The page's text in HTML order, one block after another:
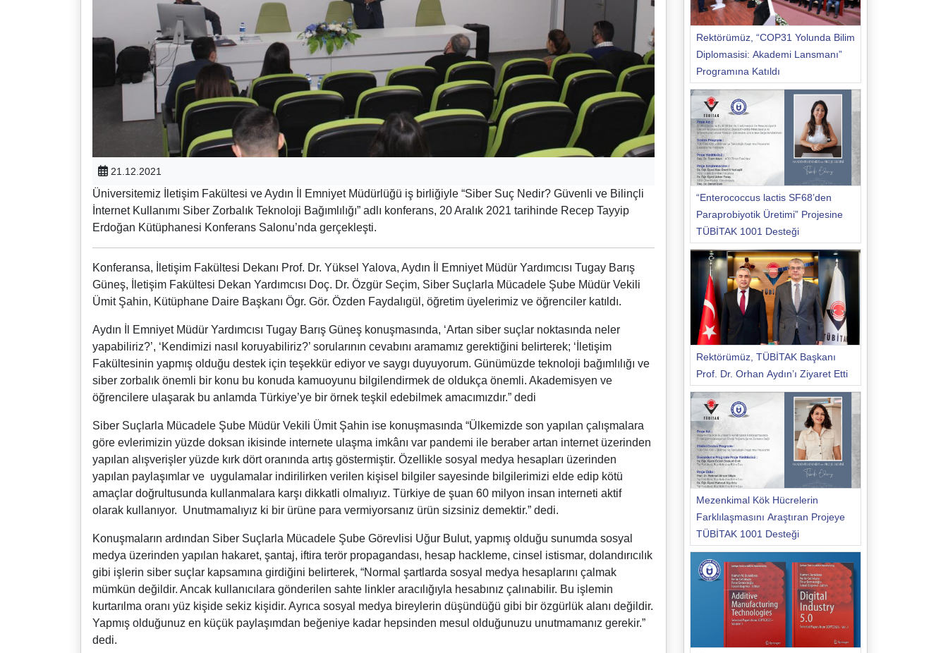
21.12.2021
Üniversitemiz İletişim Fakültesi ve Aydın İl Emniyet Müdürlüğü iş birliğiyle “Siber Suç Nedir? Güvenli ve Bilinçli
İnternet Kullanımı Siber Zorbalık Teknoloji Bağımlılığı” adlı konferans, 20 Aralık 2021 tarihinde Recep Tayyip
Erdoğan Kütüphanesi Konferans Salonu’nda gerçekleşti.
Konferansa, İletişim Fakültesi Dekanı Prof. Dr. Yüksel Yalova, Aydın İl Emniyet Müdür Yardımcısı Tugay Barış
Güneş, İletişim Fakültesi Dekan Yardımcısı Doç. Dr. Özgür Seçim, Siber Suçlarla Mücadele Şube Müdür Vekili
Ümit Şahin, Kütüphane Daire Başkanı Ögr. Gör. Özden Faydalıgül, öğretim üyelerimiz ve öğrenciler katıldı.
Aydın İl Emniyet Müdür Yardımcısı Tugay Barış Güneş konuşmasında, ‘Artan siber suçlar noktasında neler
yapabiliriz?’, ‘Kendimizi nasıl koruyabiliriz?’ sorularının cevabını aramamız gerektiğini belirterek; ‘İletişim
Fakültesinin yapmış olduğu destek için teşekkür ediyor ve saygı duyuyorum. Günümüzde teknoloji bağımlılığı ve
siber zorbalık önemli bir konu bu konuda kamuoyunu bilgilendirmek de oldukça önemli. Akademisyen ve
öğrencilere ulaşarak bu anlamda Türkiye’ye bir örnek teşkil edebilmek amacımızdır.” dedi
Siber Suçlarla Mücadele Şube Müdür Vekili Ümit Şahin ise konuşmasında “Ülkemizde son yapılan çalışmalara
göre evlerimizin yüzde doksan ikisinde internete ulaşma imkânı var pandemi ile beraber artan internet üzerinden
yapılan alışverişler yüzde kırk dört oranında artış göstermiştir. Özellikle sosyal medya hesapları üzerinden
yapılan paylaşımlar ve uygulamalar indirilirken verilen kişisel bilgiler sayesinde bilgilerimizi elde edip kötü
amaçlar doğrultusunda kullanmalara karşı dikkatli olmalıyız. Türkiye de şuan 60 milyon insan interneti aktif
olarak kullanıyor. Unutmamalıyız ki bir ürüne para vermiyorsanız ürün sizsiniz demektir.” dedi.
Konuşmaların ardından Siber Suçlarla Mücadele Şube Görevlisi Uğur Bulut, yapmış olduğu sunumda sosyal
medya üzerinden yapılan hakaret, şantaj, iftira terör propagandası, hesap hackleme, cinsel istismar, dolandırıcılık
gibi işlerin siber suçlar kapsamına girdiğini belirterek, “Normal şartlarda sosyal medya hesaplarını çalmak
mümkün değildir. Ancak kullanıcılara gönderilen sahte linkler aracılığıyla hesabınız çalınabilir. Bu işlemin
kurtarılma oranı yüz kişide sekiz kişidir. Ayrıca sosyal medya bireylerin düşündüğü gibi bir özgürlük alanı değildir.
Yapmış olduğunuz en küçük paylaşımdan beğeniye kadar hepsinden mesul olduğunuzu unutmamanız gerekir.”
dedi.
Rektörümüz, “COP31 Yolunda Bilim
Diplomasisi: Akademi Lansmanı”
Programına Katıldı
“Enterococcus lactis SF68’den
Paraprobiyotik Üretimi” Projesine
TÜBİTAK 1001 Desteği
Rektörümüz, TÜBİTAK Başkanı
Prof. Dr. Orhan Aydın’ı Ziyaret Etti
Mezenkimal Kök Hücrelerin
Farklılaşmasını Araştıran Projeye
TÜBİTAK 1001 Desteği